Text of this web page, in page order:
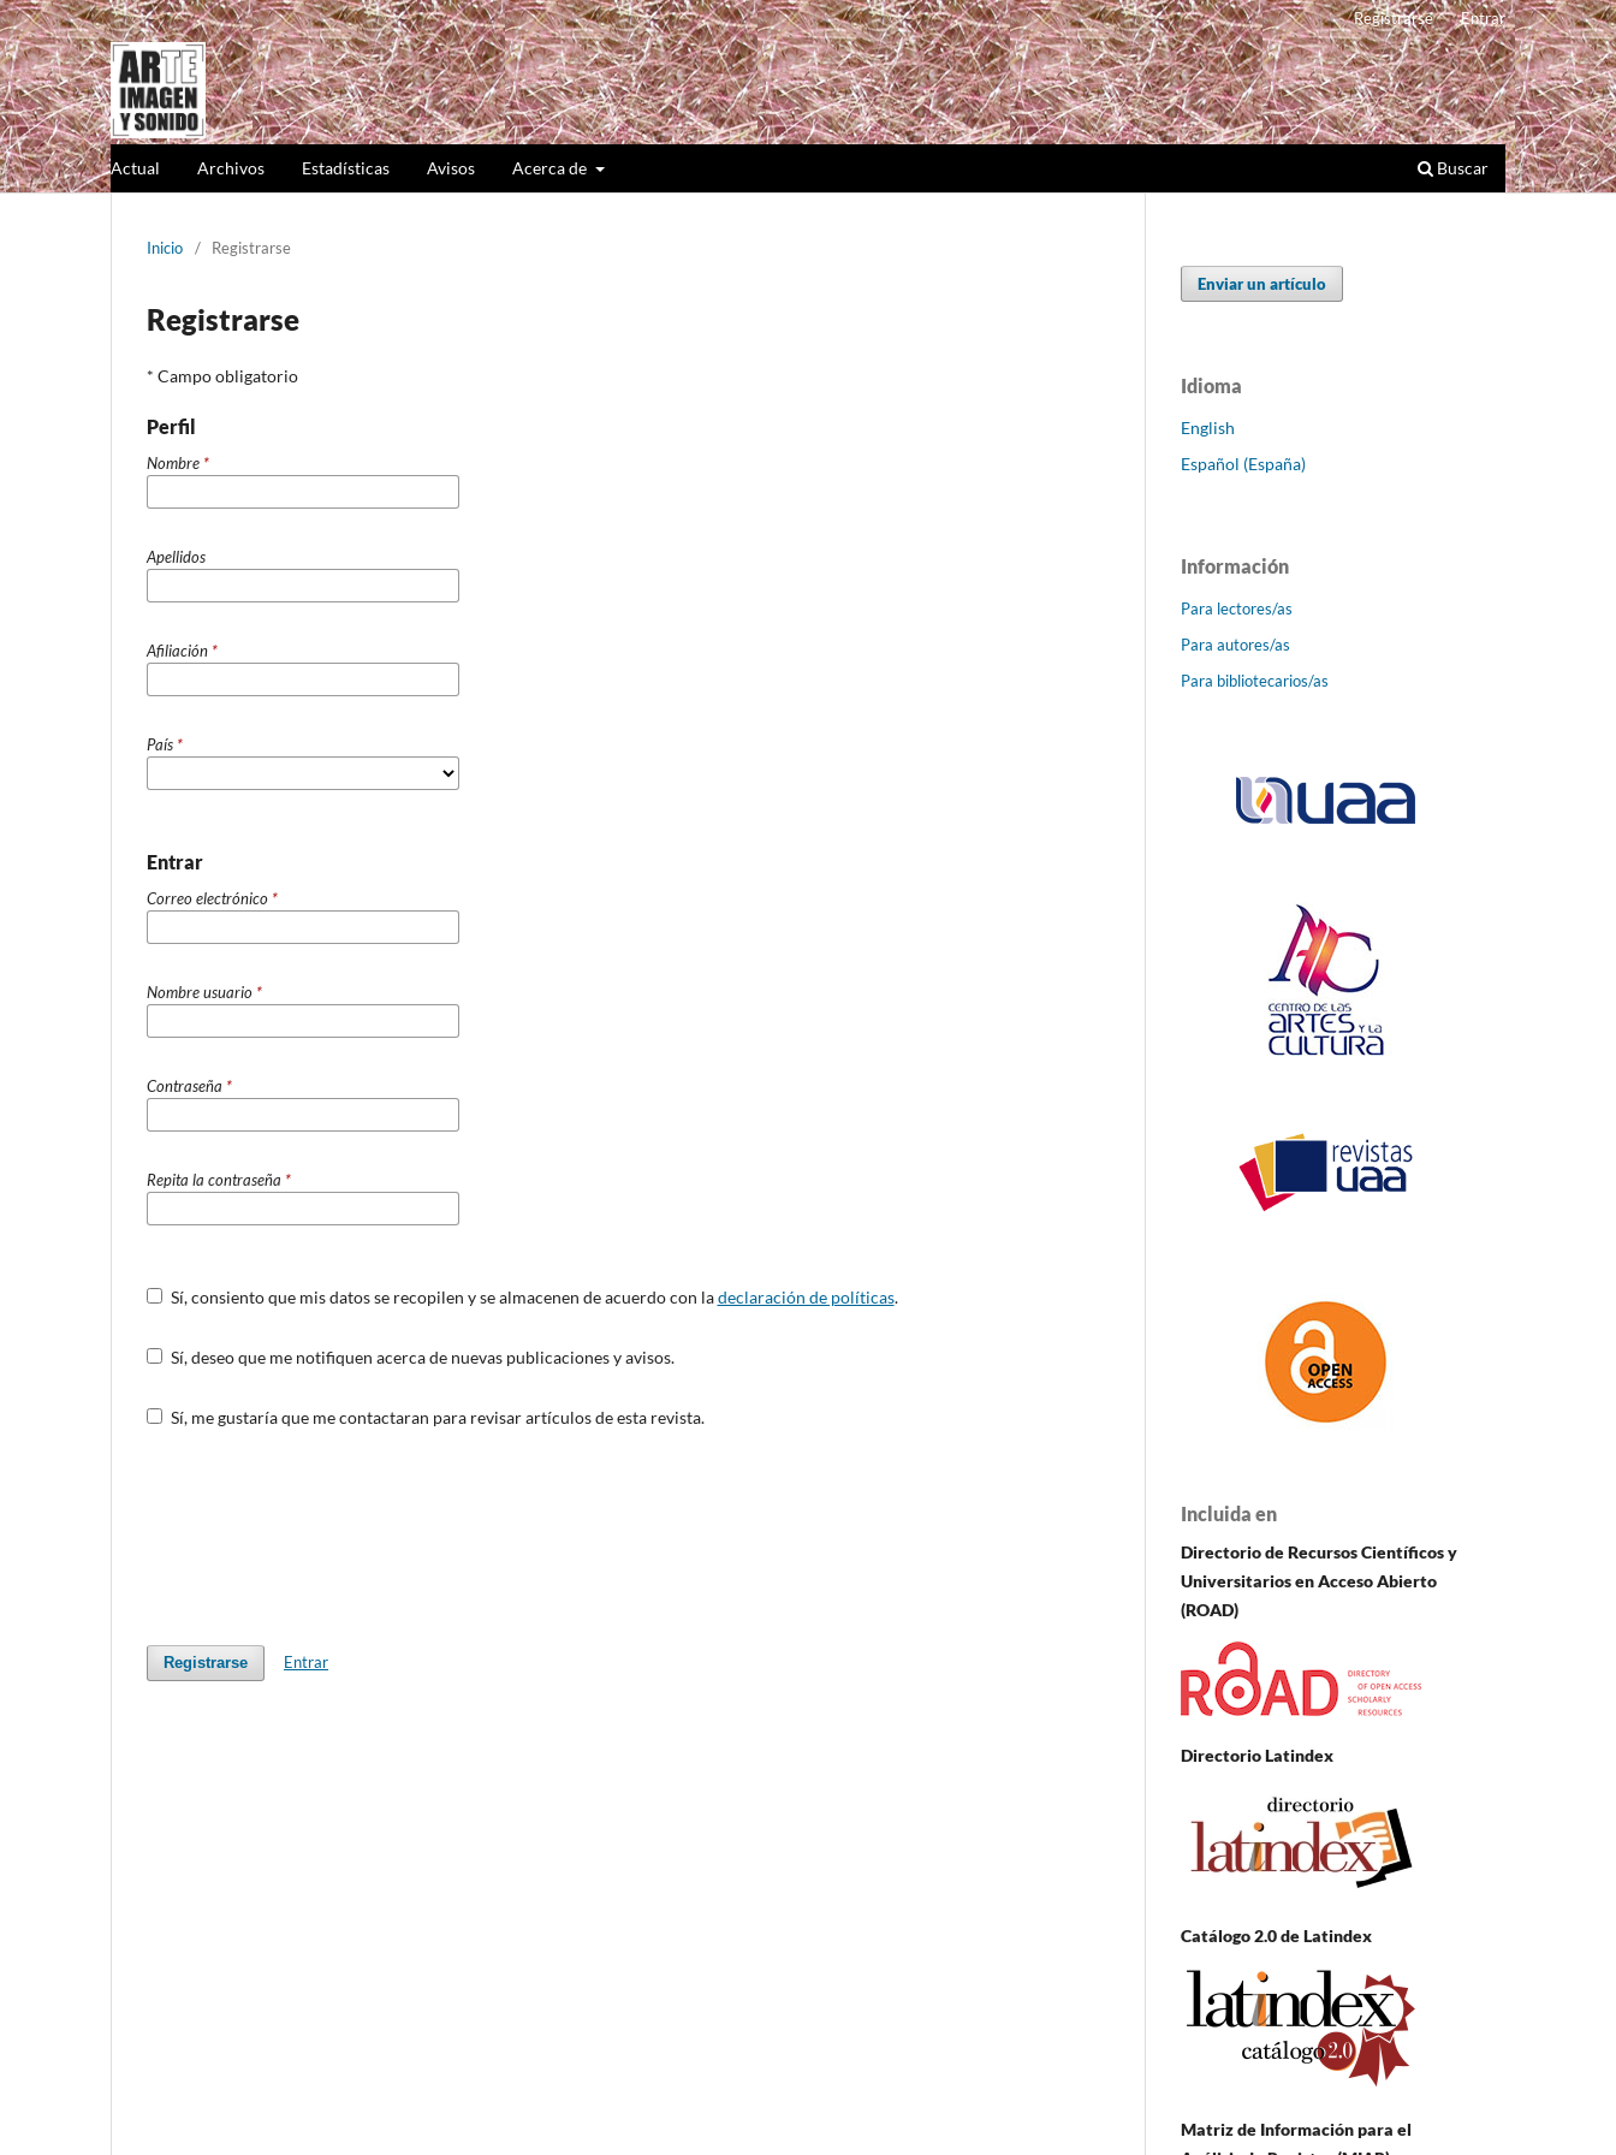
Actual Archivos Estadísticas Avisos Acerca de Buscar
Registrarse Entrar
Inicio / Registrarse
Registrarse
* Campo obligatorio
Perfil
Nombre *
Apellidos
Afiliación *
País *
Entrar
Correo electrónico *
Nombre usuario *
Contraseña *
Repita la contraseña *
Sí, consiento que mis datos se recopilen y se almacenen de acuerdo con ladeclaración de políticas.
Sí, deseo que me notifiquen acerca de nuevas publicaciones y avisos.
Sí, me gustaría que me contactaran para revisar artículos de esta revista.
Registrarse Entrar
Enviar un artículo
Idioma
English
Español (España)
Información
Para lectores/as
Para autores/as
Para bibliotecarios/as
Incluida en
Directorio de Recursos Científicos y
Universitarios en Acceso Abierto
(ROAD)
Directorio Latindex
Catálogo 2.0 de Latindex
Matriz de Información para el